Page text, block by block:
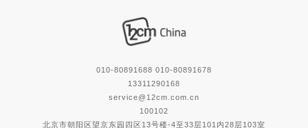
010-80891688 010-80891678
13311290168
service@12cm.com.cn
100102
北京市朝阳区望京东园四区13号楼-4至33层101内28层103室